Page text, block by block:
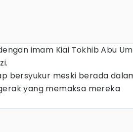
imam Kiai Tokhib Abu
bersyukur meski berada
yang memaksa mereka